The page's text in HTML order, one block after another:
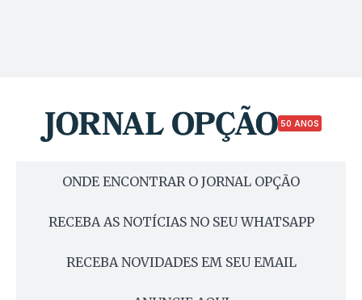
50 ANOS
ONDE ENCONTRAR O JORNAL OPÇÃO
RECEBA AS NOTÍCIAS NO SEU WHATSAPP
RECEBA NOVIDADES EM SEU EMAIL